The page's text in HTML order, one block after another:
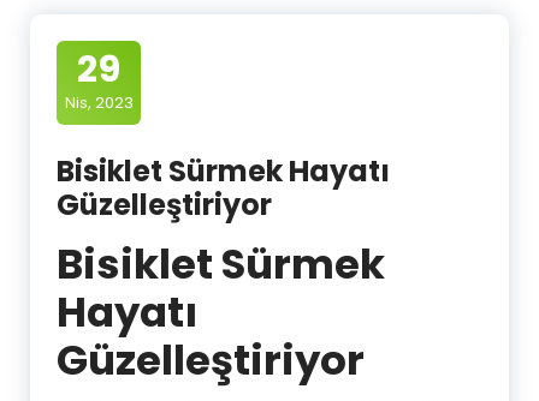
29
Nis, 2023
Bisiklet Sürmek Hayatı
Güzelleştiriyor
Bisiklet Sürmek
Hayatı
Güzelleştiriyor